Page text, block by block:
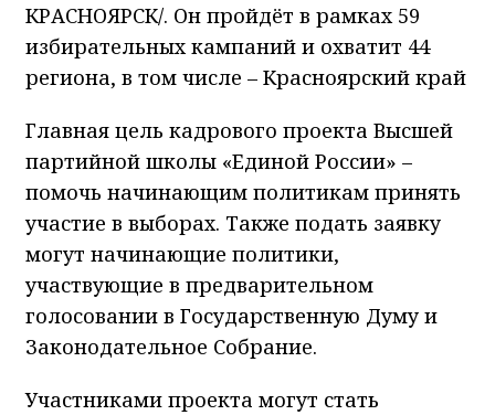
КРАСНОЯРСК/. Он пройдёт в рамках 59
избирательных кампаний и охватит 44
региона, в том числе – Красноярский край
Главная цель кадрового проекта Высшей
партийной школы «Единой России» –
помочь начинающим политикам принять
участие в выборах. Также подать заявку
могут начинающие политики,
участвующие в предварительном
голосовании в Государственную Думу и
Законодательное Собрание.
Участниками проекта могут стать